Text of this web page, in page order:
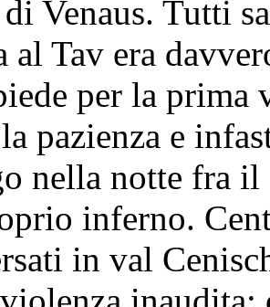
Venaus. Tutti
al Tav era
per la prima
pazienza e
nella notte fra
inferno.
in val